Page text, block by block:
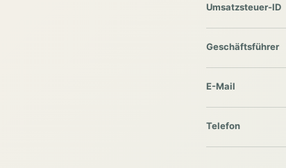
Umsatzsteuer-ID
Geschäftsführer
E-Mail
Telefon